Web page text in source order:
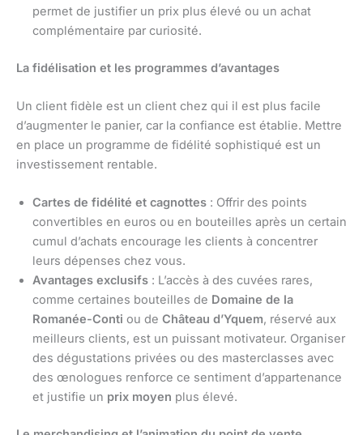
permet de justifier un prix plus élevé ou un achat
complémentaire par curiosité.
La fidélisation et les programmes d’avantages
Un client fidèle est un client chez qui il est plus facile
d’augmenter le panier, car la confiance est établie. Mettre
en place un programme de fidélité sophistiqué est un
investissement rentable.
Cartes de fidélité et cagnottes : Offrir des points
convertibles en euros ou en bouteilles après un certain
cumul d’achats encourage les clients à concentrer
leurs dépenses chez vous.
Avantages exclusifs : L’accès à des cuvées rares,
comme certaines bouteilles de Domaine de la
Romanée-Conti ou de Château d’Yquem, réservé aux
meilleurs clients, est un puissant motivateur. Organiser
des dégustations privées ou des masterclasses avec
des œnologues renforce ce sentiment d’appartenance
et justifie un prix moyen plus élevé.